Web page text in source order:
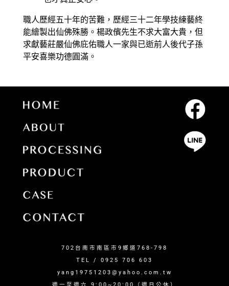
職人歷經五十年的苦難，歷經三十二年學技練藝終
能繪製出仙佛殊勝。楊政儐先生不求大富大貴，但
求獻藝莊嚴仙佛庇佑職人一家與已逝前人後代子孫
平安喜樂功德圓滿。
702台南市南區市9鄉道768-798
TEL / 0925 706 603
yang19751203@yahoo.com.tw